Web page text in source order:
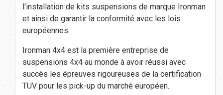
l'installation de kits suspensions de marque Ironman
et ainsi de garantir la conformité avec les lois
européennes.
Ironman 4x4 est la première entreprise de
suspensions 4x4 au monde à avoir réussi avec
succès les épreuves rigoureuses de la certification
TUV pour les pick-up du marché européen.